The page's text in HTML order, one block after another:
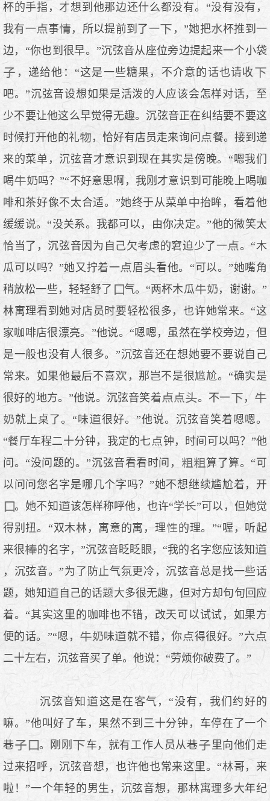
杯的手指，才想到他那边还什么都没有。“没有没有，
我有一
事 ，所以提前到了一 ，”她把
杯推到一
边，“你也到很早。”沉弦音从座位旁边提起来一个小袋
，递给他：“这是一些糖果，不介意的话也请收
吧。”沉弦音设想如果是活泼的人应该会怎样对话，至
少不要让他这么早觉得无趣。沉弦音正在纠结要不要这
时候打开他的礼
，恰好有店员走来询问
餐。接到递
来的菜单，沉弦音才意识到现在其实是傍晚。“嗯我们
喝
吗？”“不好意思啊，我刚才意识到可能晚上喝咖
啡和茶好像不太合适。”她终于从菜单
抬眸，看着他
缓缓说。“没关系。我都可以，由你决定。”他的微笑太
恰当了，沉弦音因为自己欠考虑的窘迫少了一
。“木
瓜可以吗？”她又拧着一
眉
看他。“可以。”她嘴角
稍放松一些，轻轻舒了
气。“两杯木瓜
，谢谢。”
林寓理看到她对店员时要轻松很多，也许她常来。“这
家咖啡店很漂亮。”他说。“嗯嗯，虽然在学校旁边，但
是一般也没有人很多。”沉弦音还在想她要不要说自己
常来。如果他最后不喜
，那岂不是很尴尬。“确实是
很好的地方。”他说。沉弦音笑着
。不一
，
就上桌了。“味
很好。”他说。沉弦音笑着嗯嗯。
“餐厅车程二十分钟，我定的七
钟，时间可以吗？”他
问。“没问题的。”沉弦音看看时间，
算了算。“可
以问问您名字是哪几个字吗？”她不想继续尴尬着，开
。她不知
该怎样称呼他，也许“学
”可以，但她觉
得别扭。“双木林，寓意的寓，理
的理。”“喔，听起
来很
的名字，”沉弦音眨眨
，“我的名字您应该知
，沉弦音。”为了防止气氛更冷，沉弦音总是找一些话
题，她知
自己的话题大多很无趣，但对方却句句回应
着。“其实这里的咖啡也不错，改天可以试试，如果方
便的话。”“嗯，
味 就不错，你
得很好。”六
二十左右，沉弦音买了单。他说：“劳烦你破费了。”
沉弦音知
这是在客气，“没有，我们约好的
嘛。”他叫好了车，果然不到三十分钟，车停在了一个
巷
。刚刚 车，就有工作人员从巷
里向他们走
过来招呼，沉弦音想，也许他也常来这里。“林哥，来
啦！”一个年轻的男生，沉弦音想，那林寓理多大年纪